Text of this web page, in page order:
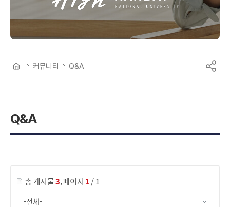
Q&A
커뮤니티 Q&A
총 게시물3,페이지 1/ 1